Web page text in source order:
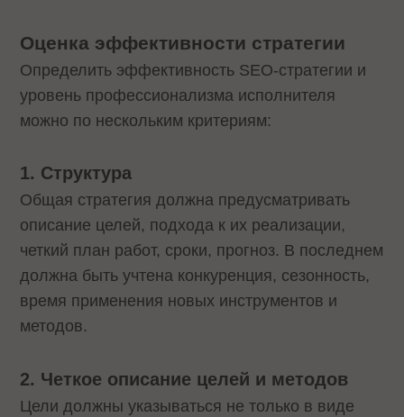
Оценка эффективности стратегии
Определить эффективность SEO-стратегии и
уровень профессионализма исполнителя
можно по нескольким критериям:
1. Структура
Общая стратегия должна предусматривать
описание целей, подхода к их реализации,
четкий план работ, сроки, прогноз. В последнем
должна быть учтена конкуренция, сезонность,
время применения новых инструментов и
методов.
2. Четкое описание целей и методов
Цели должны указываться не только в виде